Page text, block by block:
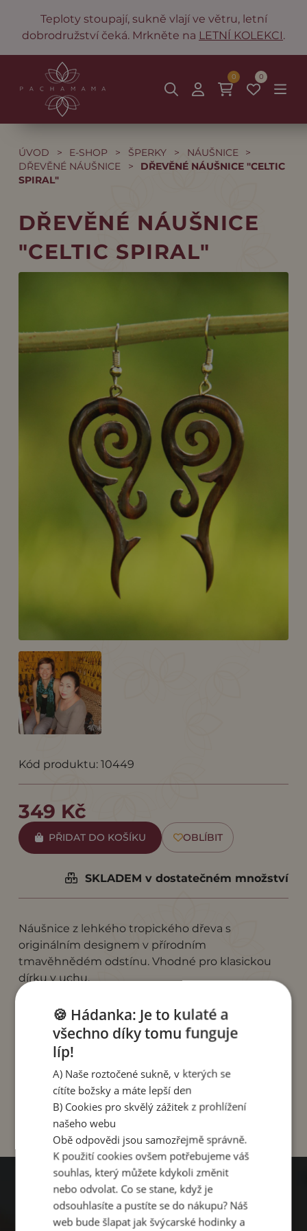
Teploty stoupají, sukně vlají ve větru, letní
dobrodružství čeká. Mrkněte na LETNÍ KOLEKCI.
0
0
ÚVOD > E-SHOP > ŠPERKY > NÁUŠNICE
>
DŘEVĚNÉ NÁUŠNICE
>
DŘEVĚNÉ NÁUŠNICE "CELTIC
SPIRAL"
DŘEVĚNÉ NÁUŠNICE
"CELTIC SPIRAL"
Kód produktu: 10449
349 Kč
PŘIDAT DO KOŠÍKU OBLÍBIT
SKLADEM v dostatečném množství
Náušnice z lehkého tropického dřeva s
originálním designem v přírodním
tmavěhnědém odstínu. Vhodné pro klasickou
dírku v uchu.
Délka náušnice i s háčkem: 6 cm.
Vyrobeno v Indonésii, v rodinné dílně "dřevěné
umělkyně" Made, která zpracovává dřevo s
láskou a nesmírným talentem pro detail.
PROČ
🍪 Hádanka: Je to kulaté a
všechno díky tomu funguje
líp!
A) Naše roztočené sukně, v kterých se
cítíte božsky a máte lepší den
B) Cookies pro skvělý zážitek z prohlížení
našeho webu
Obě odpovědi jsou samozřejmě správně.
K použití cookies ovšem potřebujeme váš
souhlas, který můžete kdykoli změnit
nebo odvolat. Co se stane, když je
odsouhlasíte a pustíte se do nákupu? Náš
web bude šlapat jak švýcarské hodinky a